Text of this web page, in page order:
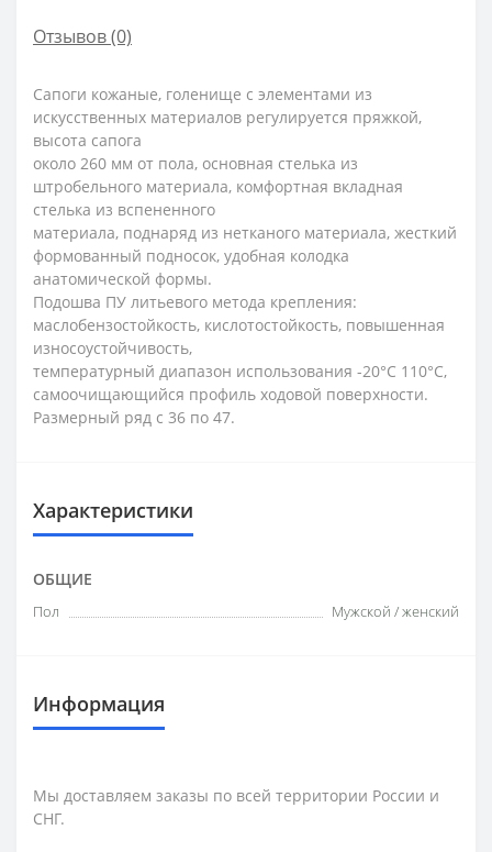
Отзывов (0)
Сапоги кожаные, голенище с элементами из
искусственных материалов регулируется пряжкой,
высота сапога
около 260 мм от пола, основная стелька из
штробельного материала, комфортная вкладная
стелька из вспененного
материала, поднаряд из нетканого материала, жесткий
формованный подносок, удобная колодка
анатомической формы.
Подошва ПУ литьевого метода крепления:
маслобензостойкость, кислотостойкость, повышенная
износоустойчивость,
температурный диапазон использования -20°С 110°С,
самоочищающийся профиль ходовой поверхности.
Размерный ряд с 36 по 47.
Характеристики
ОБЩИЕ
Пол Мужской / женский
Информация
Мы доставляем заказы по всей территории России и
СНГ.